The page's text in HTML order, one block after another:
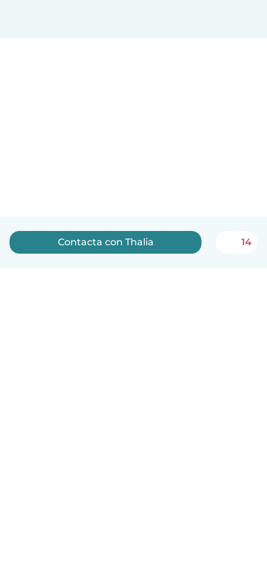
Contacta con Thalia 14